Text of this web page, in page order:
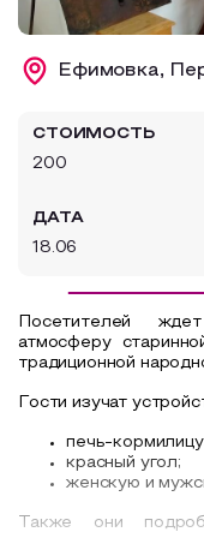
Образовательный
Аттестованные
Все маршруты
Ефимовка,
СТОИМОСТЬ
200
ДАТА
18.06
Посетителей
атмосферу
традиционной
Гости изучат
печь-
красный угол;
женскую и
Также они